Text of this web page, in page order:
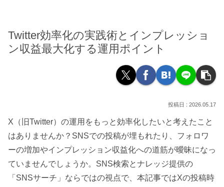
Twitter効率化の実践術とインプレッショ
ン収益最大化する運用ポイント
2026.05.17
X（旧Twitter）の運用をもっと効率化したいと考えたこと
はありませんか？SNSでの投稿が埋もれたり、フォロワ
ーの増加やインプレッション収益化への道筋が曖昧になっ
ていませんでしょうか。SNS検索とナレッジ提供の
「SNSサーチ」ならではの視点で、本記事ではXの投稿時